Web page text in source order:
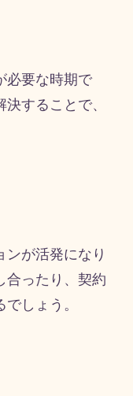
必要な時期で
することで、
ンが活発になり
合ったり、契約
しょう。